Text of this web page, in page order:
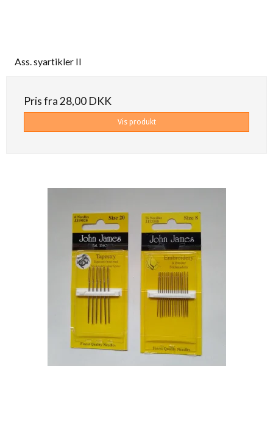
Ass. syartikler II
Pris fra28,00 DKK
Vis produkt